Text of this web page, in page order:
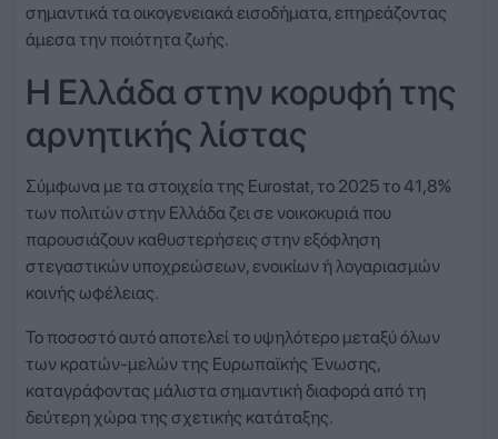
σημαντικά τα οικογενειακά εισοδήματα, επηρεάζοντας
άμεσα την ποιότητα ζωής.
Η Ελλάδα στην κορυφή της
αρνητικής λίστας
Σύμφωνα με τα στοιχεία της Eurostat, το 2025 το 41,8%
των πολιτών στην Ελλάδα ζει σε νοικοκυριά που
παρουσιάζουν καθυστερήσεις στην εξόφληση
στεγαστικών υποχρεώσεων, ενοικίων ή λογαριασμών
κοινής ωφέλειας.
Το ποσοστό αυτό αποτελεί το υψηλότερο μεταξύ όλων
των κρατών-μελών της Ευρωπαϊκής Ένωσης,
καταγράφοντας μάλιστα σημαντική διαφορά από τη
δεύτερη χώρα της σχετικής κατάταξης.